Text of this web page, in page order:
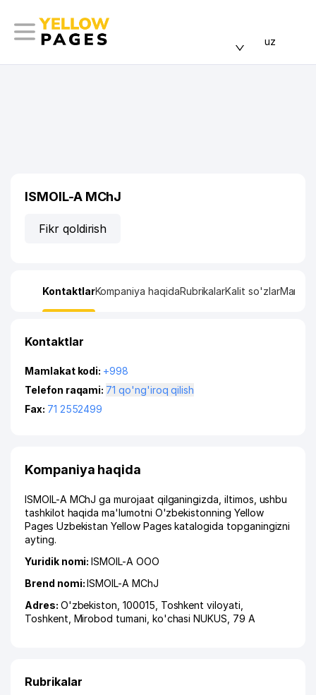
uz
ISMOIL-A MChJ
Fikr qoldirish
KontaktlarKompaniya haqidaRubrikalarKalit so'zlarManzil
Kontaktlar
Mamlakat kodi: +998
Telefon raqami:
71 qo'ng'iroq qilish
Fax: 71 2552499
Kompaniya haqida
ISMOIL-A MChJ ga murojaat qilganingizda, iltimos, ushbu
tashkilot haqida ma'lumotni O'zbekistonning Yellow
Pages Uzbekistan Yellow Pages katalogida topganingizni
ayting.
Yuridik nomi:ISMOIL-A ООО
Brend nomi:ISMOIL-A MChJ
Adres: O'zbekiston, 100015, Toshkent viloyati
Toshkent Mirobod tumani ko'chasi NUKUS , 79 A
Rubrikalar